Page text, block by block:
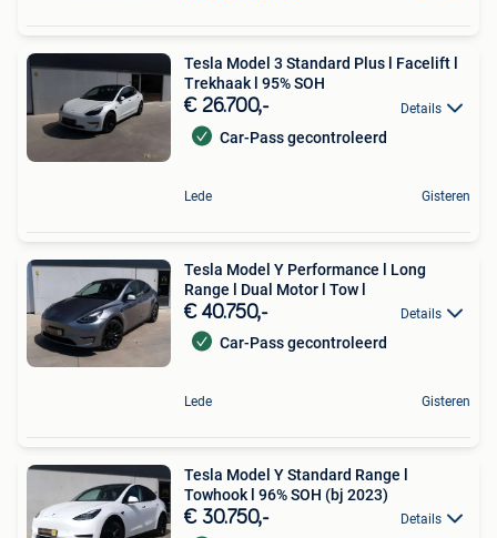
Tesla Model 3 Standard Plus l Facelift l
Trekhaak l 95% SOH
€ 26.700,- Details
Car-Pass gecontroleerd
Lede Gisteren
Tesla Model Y Performance l Long
Range l Dual Motor l Tow l
€ 40.750,- Details
Car-Pass gecontroleerd
Lede Gisteren
Tesla Model Y Standard Range l
Towhook l 96% SOH (bj 2023)
€ 30.750,- Details